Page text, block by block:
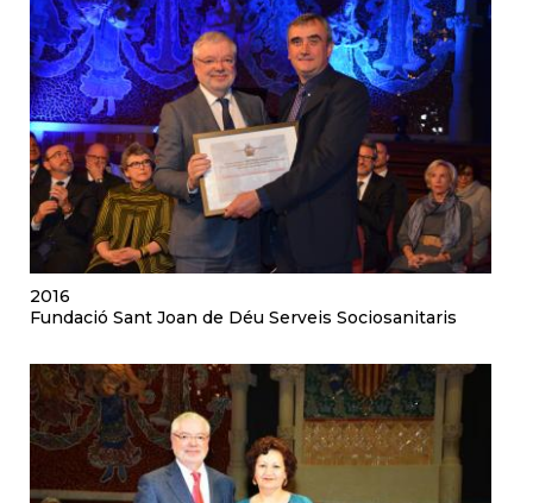
2016
Fundació Sant Joan de Déu Serveis Sociosanitaris